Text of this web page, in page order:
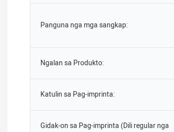
Panguna nga mga sangkap:
Ngalan sa Produkto:
Katulin sa Pag-imprinta:
Gidak-on sa Pag-imprinta (Dili regular nga